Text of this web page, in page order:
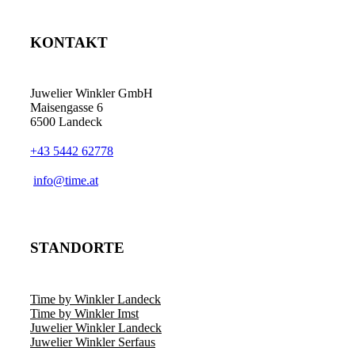
KONTAKT
Juwelier Winkler GmbH
Maisengasse 6
6500 Landeck
+43 5442 62778
info@time.at
STANDORTE
Time by Winkler Landeck
Time by Winkler Imst
Juwelier Winkler Landeck
Juwelier Winkler Serfaus